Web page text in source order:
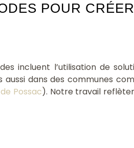
POUR
incluent l’utilisation de
aussi dans des communes
Possac). Notre travail